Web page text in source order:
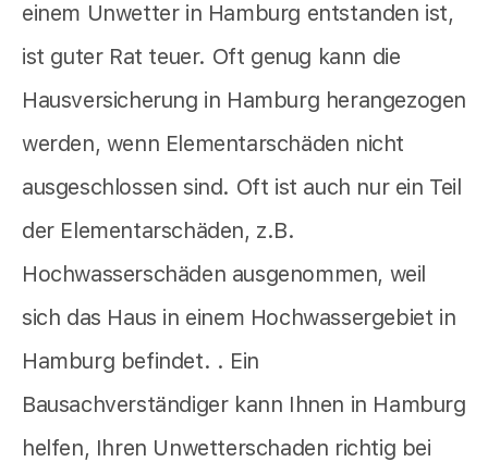
einem Unwetter in Hamburg entstanden ist,
ist guter Rat teuer. Oft genug kann die
Hausversicherung in Hamburg herangezogen
werden, wenn Elementarschäden nicht
ausgeschlossen sind. Oft ist auch nur ein Teil
der Elementarschäden, z.B.
Hochwasserschäden ausgenommen, weil
sich das Haus in einem Hochwassergebiet in
Hamburg befindet. . Ein
Bausachverständiger kann Ihnen in Hamburg
helfen, Ihren Unwetterschaden richtig bei